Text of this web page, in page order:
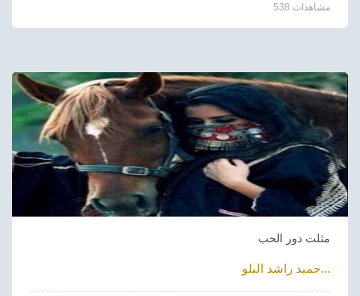
538 مشاهدات
مثلت دور الحب
حميد راشد البلو...